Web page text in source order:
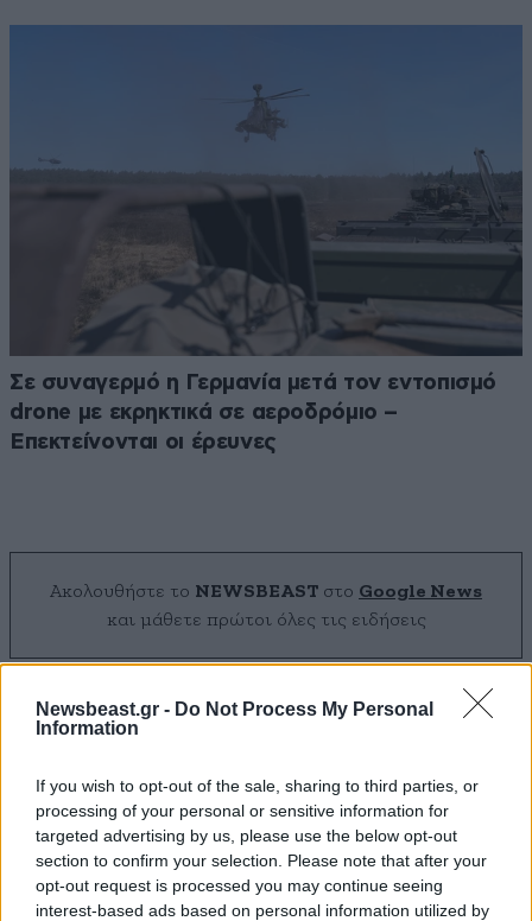
Newsbeast.gr - Do Not Process My Personal
Information
If you wish to opt-out of the sale, sharing to third parties, or
processing of your personal or sensitive information for
targeted advertising by us, please use the below opt-out
section to confirm your selection. Please note that after your
opt-out request is processed you may continue seeing
interest-based ads based on personal information utilized by
Σε συναγερμό η Γερμανία μετά τον εντοπισμό
drone με εκρηκτικά σε αεροδρόμιο –
Επεκτείνονται οι έρευνες
Ακολουθήστε το NEWSBEAST στο Google News
και μάθετε πρώτοι όλες τις ειδήσεις